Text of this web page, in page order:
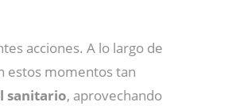
acciones. A lo largo de
estos momentos tan
sanitario, aprovechando